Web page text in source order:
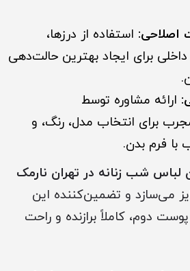
اصلاحی: استفاده از درزها،
برای ایجاد بهترین حالت‌دهی
ارائه مشاوره توسط
برای انتخاب مدل، رنگ، و
فرم بدن.
لباس شب زنانه در تهران نارمک
می‌سازد و تضمین‌کننده این
دوم، کاملاً برازنده و راحت